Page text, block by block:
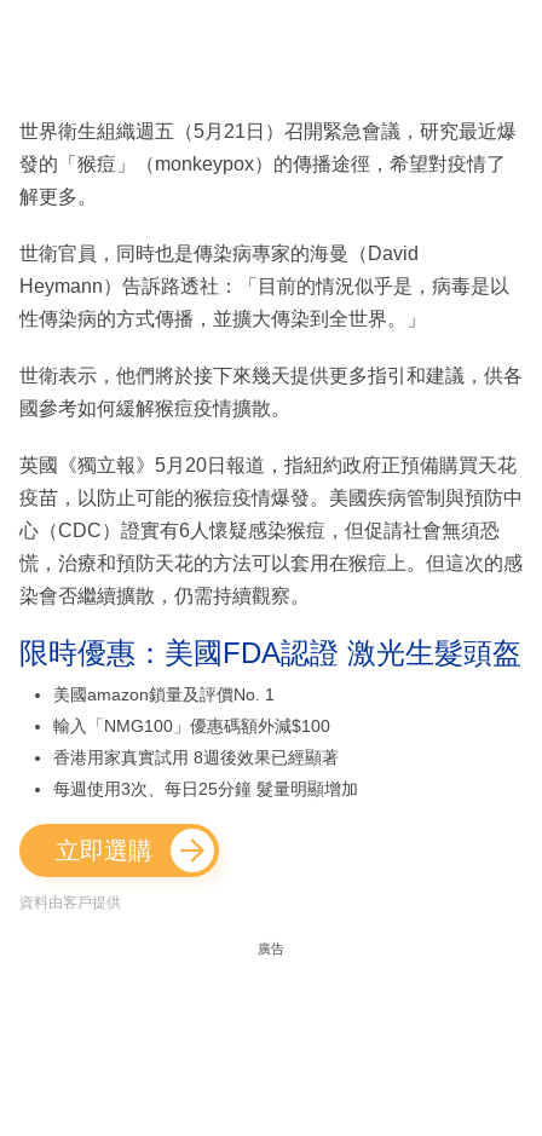
世界衛生組織週五（5月21日）召開緊急會議，研究最近爆
發的「猴痘」（monkeypox）的傳播途徑，希望對疫情了
解更多。
世衛官員，同時也是傳染病專家的海曼（David
Heymann）告訴路透社：「目前的情況似乎是，病毒是以
性傳染病的方式傳播，並擴大傳染到全世界。」
世衛表示，他們將於接下來幾天提供更多指引和建議，供各
國參考如何緩解猴痘疫情擴散。
英國《獨立報》5月20日報道，指紐約政府正預備購買天花
疫苗，以防止可能的猴痘疫情爆發。美國疾病管制與預防中
心（CDC）證實有6人懷疑感染猴痘，但促請社會無須恐
慌，治療和預防天花的方法可以套用在猴痘上。但這次的感
染會否繼續擴散，仍需持續觀察。
限時優惠：美國FDA認證 激光生髮頭盔
美國amazon鎖量及評價No. 1
輸入「NMG100」優惠碼額外減$100
香港用家真實試用 8週後效果已經顯著
每週使用3次、每日25分鐘 髮量明顯增加
立即選購
資料由客戶提供
廣告